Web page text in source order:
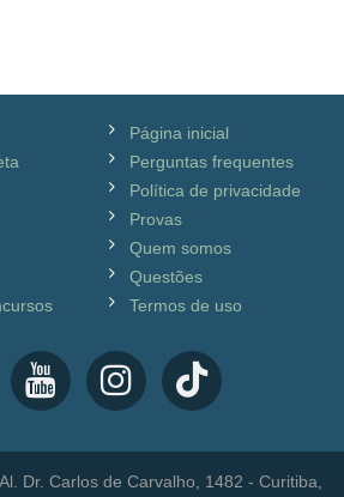
Página inicial
Perguntas frequentes
Política de privacidade
Provas
Quem somos
Questões
Termos de uso
Dr. Carlos de Carvalho, 1482 - Curitiba,